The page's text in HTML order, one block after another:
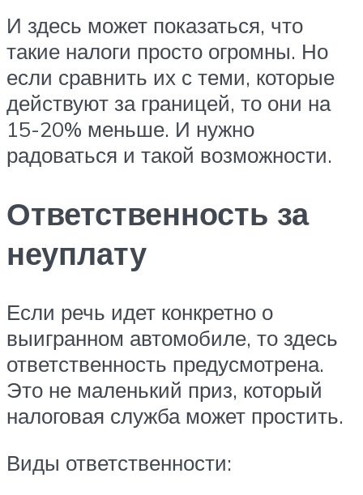
И здесь может показаться, что
такие налоги просто огромны. Но
если сравнить их с теми, которые
действуют за границей, то они на
15-20% меньше. И нужно
радоваться и такой возможности.
Ответственность за
неуплату
Если речь идет конкретно о
выигранном автомобиле, то здесь
ответственность предусмотрена.
Это не маленький приз, который
налоговая служба может простить.
Виды ответственности: